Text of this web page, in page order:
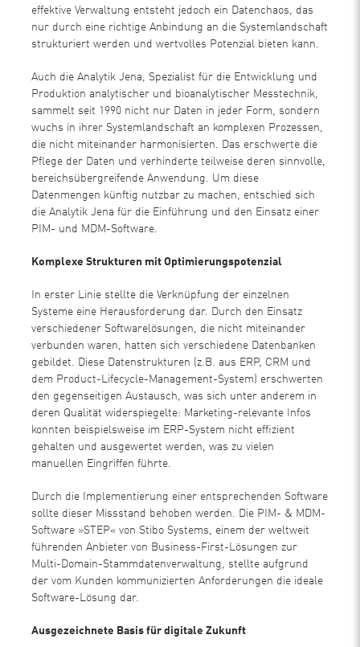
effektive Verwaltung entsteht jedoch ein Datenchaos, das
nur durch eine richtige Anbindung an die Systemlandschaft
strukturiert werden und wertvolles Potenzial bieten kann.
Auch die Analytik Jena, Spezialist für die Entwicklung und
Produktion analytischer und bioanalytischer Messtechnik,
sammelt seit 1990 nicht nur Daten in jeder Form, sondern
wuchs in ihrer Systemlandschaft an komplexen Prozessen,
die nicht miteinander harmonisierten. Das erschwerte die
Pflege der Daten und verhinderte teilweise deren sinnvolle,
bereichsübergreifende Anwendung. Um diese
Datenmengen künftig nutzbar zu machen, entschied sich
die Analytik Jena für die Einführung und den Einsatz einer
PIM- und MDM-Software.
Komplexe Strukturen mit Optimierungspotenzial
In erster Linie stellte die Verknüpfung der einzelnen
Systeme eine Herausforderung dar. Durch den Einsatz
verschiedener Softwarelösungen, die nicht miteinander
verbunden waren, hatten sich verschiedene Datenbanken
gebildet. Diese Datenstrukturen (z.B. aus ERP, CRM und
dem Product-Lifecycle-Management-System) erschwerten
den gegenseitigen Austausch, was sich unter anderem in
deren Qualität widerspiegelte: Marketing-relevante Infos
konnten beispielsweise im ERP-System nicht effizient
gehalten und ausgewertet werden, was zu vielen
manuellen Eingriffen führte.
Durch die Implementierung einer entsprechenden Software
sollte dieser Missstand behoben werden. Die PIM- & MDM-
Software »STEP« von Stibo Systems, einem der weltweit
führenden Anbieter von Business-First-Lösungen zur
Multi-Domain-Stammdatenverwaltung, stellte aufgrund
der vom Kunden kommunizierten Anforderungen die ideale
Software-Lösung dar.
Ausgezeichnete Basis für digitale Zukunft